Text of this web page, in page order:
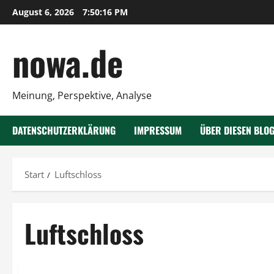
Zum
Inhalt
August 6, 2026 7:50:16 PM
nowa.de
Meinung, Perspektive, Analyse
DATENSCHUTZERKLÄRUNG IMPRESSUM ÜBER DIESEN BLOG
Start Luftschloss
Luftschloss